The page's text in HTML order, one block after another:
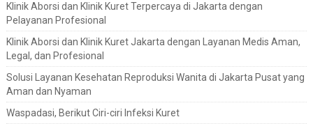
Klinik Aborsi dan Klinik Kuret Terpercaya di Jakarta dengan
Pelayanan Profesional
Klinik Aborsi dan Klinik Kuret Jakarta dengan Layanan Medis Aman,
Legal, dan Profesional
Solusi Layanan Kesehatan Reproduksi Wanita di Jakarta Pusat yang
Aman dan Nyaman
Waspadasi, Berikut Ciri-ciri Infeksi Kuret